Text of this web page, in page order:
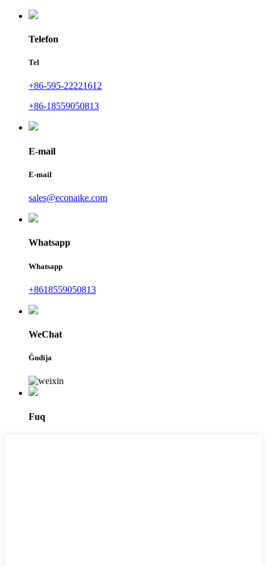
Telefon
Tel
+86-595-22221612
+86-18559050813
E-mail
E-mail
sales@econaike.com
Whatsapp
Whatsapp
+8618559050813
WeChat
Ġudija
Fuq